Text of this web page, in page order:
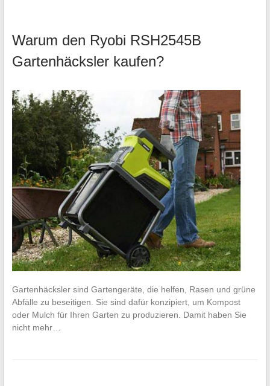
Warum den Ryobi RSH2545B
Gartenhäcksler kaufen?
Gartenhäcksler sind Gartengeräte, die helfen, Rasen und grüne
Abfälle zu beseitigen. Sie sind dafür konzipiert, um Kompost
oder Mulch für Ihren Garten zu produzieren. Damit haben Sie
nicht mehr…